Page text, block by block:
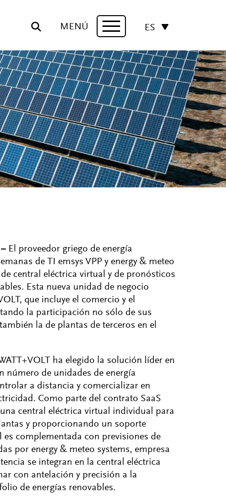
MENÚ
Navigation
ES
El proveedor griego de energía
de TI emsys VPP y energy & meteo
central eléctrica virtual y de pronósticos
Esta nueva unidad de negocio
que incluye el comercio y el
la participación no sólo de sus
la de plantas de terceros en el
ha elegido la solución líder en
número de unidades de energía
a distancia y comercializar en
Como parte del contrato SaaS
central eléctrica virtual individual para
y proporcionando un soporte
complementada con previsiones de
por energy & meteo systems, empresa
se integran en la central eléctrica
con antelación y precisión a la
de energías renovables.